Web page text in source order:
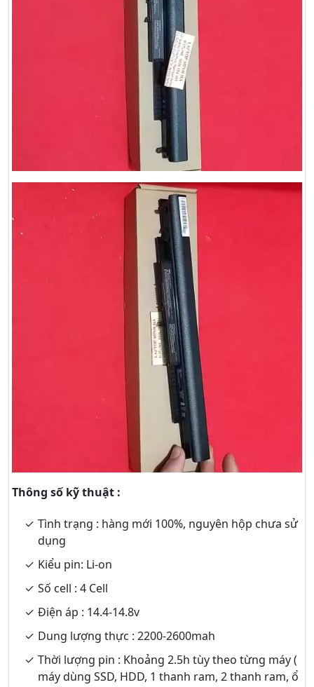
Thông số kỹ thuật :
Tình trạng : hàng mới 100%, nguyên hộp chưa sử
dụng
Kiểu pin: Li-on
Số cell : 4 Cell
Điện áp : 14.4-14.8v
Dung lượng thực : 2200-2600mah
Thời lượng pin : Khoảng 2.5h tùy theo từng máy (
máy dùng SSD, HDD, 1 thanh ram, 2 thanh ram, ổ